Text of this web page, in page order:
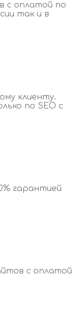
с оплатой по
так и в
клиенту.
по SEO с
гарантией
с оплатой